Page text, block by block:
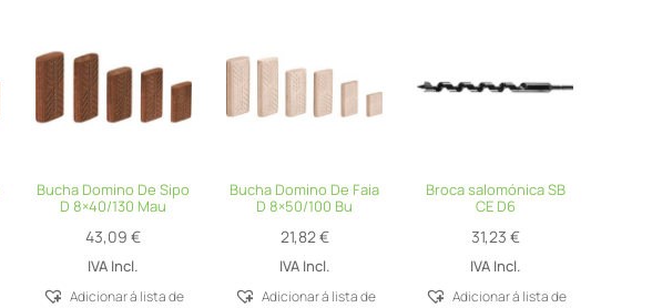
Bucha Domino De Sipo
D 8×40/130 Mau
43,09€
IVA Incl.
Adicionar á lista de
Bucha Domino De Faia
D 8×50/100 Bu
21,82€
IVA Incl.
Adicionar á lista de
Broca salomónica SB
CE D6
31,23 €
IVA Incl.
Adicionar á lista de